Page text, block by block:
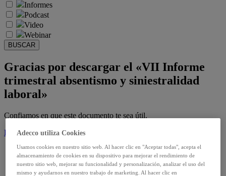
Informes
Podcast
Video
Webinar
BUSCAR
Gracias por descargar el «VII Informe
trimestral absentismo y siniestralidad
laboral»
Confiamos en que este documento te sea útil.
Descargar
Informes
Adecco utiliza Cookies
Usamos cookies en nuestro sitio web. Al hacer clic en "Aceptar todas", acepta el
almacenamiento de cookies en su dispositivo para mejorar el rendimiento de
nuestro sitio web, mejorar su funcionalidad y personalización, analizar el uso del
mismo y ayudarnos en nuestro trabajo de marketing. Al hacer clic en